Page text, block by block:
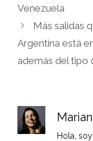
Venezuela
Más salidas
Argentina está
además del tipo
Hola,